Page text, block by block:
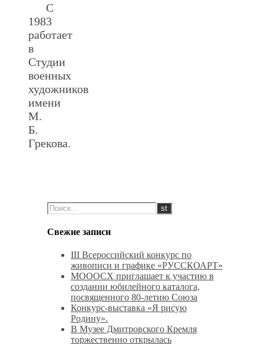
С
1983
работает
в
Студии
военных
художников
имени
М.
Б.
Грекова.
Свежие записи
III Всероссийский конкурс по
живописи и графике «РУССКОАРТ»
МОООСХ приглашает к участию в
создании юбилейного каталога,
посвященного 80-летию Союза
Конкурс‑выставка «Я рисую
Родину».
В Музее Дмитровского Кремля
торжественно открылась